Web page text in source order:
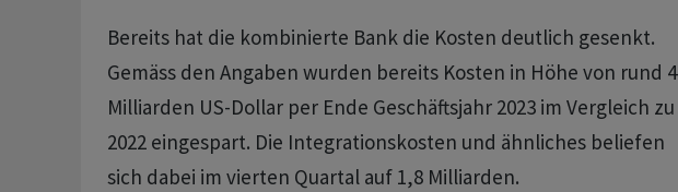
Bereits hat die kombinierte Bank die Kosten deutlich gesenkt.
Gemäss den Angaben wurden bereits Kosten in Höhe von rund 4
Milliarden US-Dollar per Ende Geschäftsjahr 2023 im Vergleich zu
2022 eingespart. Die Integrationskosten und ähnliches beliefen
sich dabei im vierten Quartal auf 1,8 Milliarden.